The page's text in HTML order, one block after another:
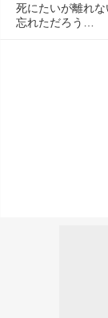
死にたいが離れ
忘れただろう…